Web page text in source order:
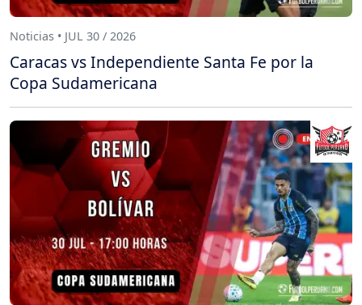
Noticias • JUL 30 / 2026
Caracas vs Independiente Santa Fe por la
Copa Sudamericana